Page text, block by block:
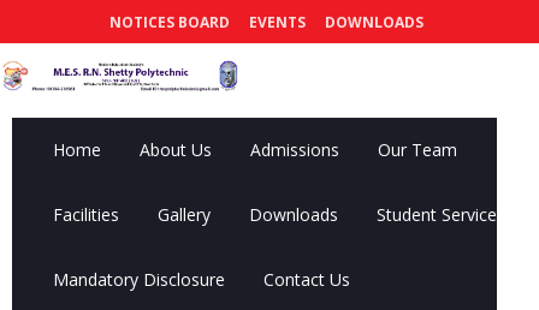
NOTICES BOARD EVENTS DOWNLOADS
Home About Us Admissions Our Team
Facilities Gallery Downloads Student Services
Mandatory Disclosure Contact Us